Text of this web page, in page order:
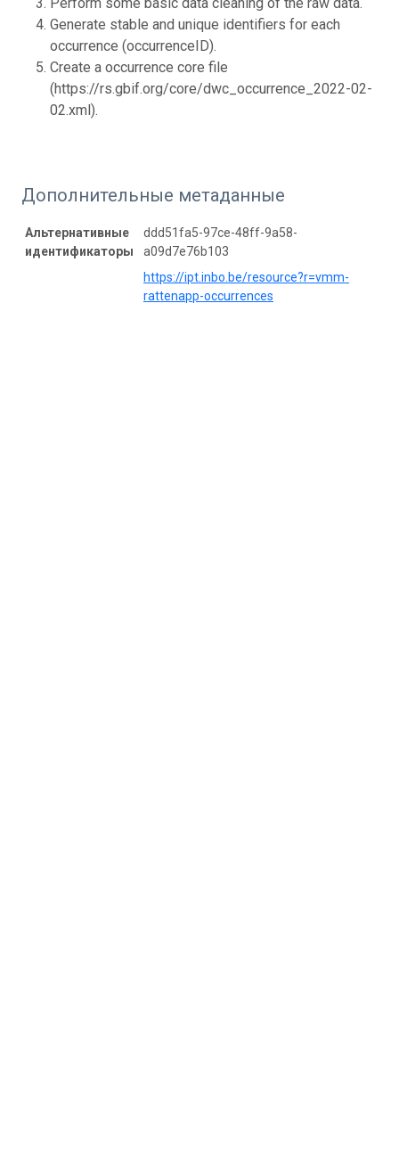
Generate stable and unique identifiers for each
occurrence (occurrenceID).
Create a occurrence core file
(https://rs.gbif.org/core/dwc_occurrence_2022-02-
02.xml).
Дополнительные метаданные
Альтернативные
идентификаторы
ddd51fa5-97ce-48ff-9a58-
a09d7e76b103
https://ipt.inbo.be/resource?r=vmm-
rattenapp-occurrences